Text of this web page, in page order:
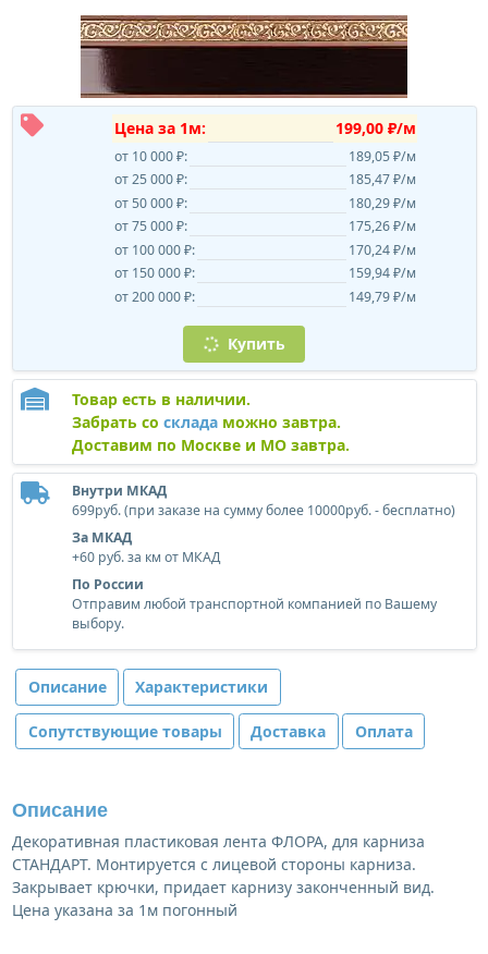
Цена за 1м: 199,00 ₽/м
от 10 000 ₽:
189,05 ₽/м
от 25 000 ₽:
185,47 ₽/м
от 50 000 ₽:
180,29 ₽/м
от 75 000 ₽:
175,26 ₽/м
от 100 000 ₽:
170,24 ₽/м
от 150 000 ₽:
159,94 ₽/м
от 200 000 ₽:
149,79 ₽/м
Купить
Товар есть в наличии.
Забрать со складаможно завтра.
Доставим по Москве и МО завтра.
Внутри МКАД
699руб. (при заказе на сумму более 10000руб. - бесплатно)
За МКАД
+60 руб. за км от МКАД
По России
Отправим любой транспортной компанией по Вашему
выбору.
Описание Характеристики
Сопутствующие товары Доставка Оплата
Описание
Декоративная пластиковая лента ФЛОРА, для карниза
СТАНДАРТ. Монтируется с лицевой стороны карниза.
Закрывает крючки, придает карнизу законченный вид.
Цена указана за 1м погонный